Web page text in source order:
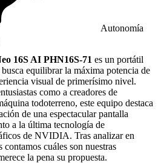
Autonomía
16S AI PHN16S-71 es un portátil
equilibrar la máxima potencia de
visual de primerísimo nivel.
como a creadores de
todoterreno, este equipo destaca
de una espectacular pantalla
a la última tecnología de
de NVIDIA. Tras analizar en
contamos cuáles son nuestras
la pena su propuesta.